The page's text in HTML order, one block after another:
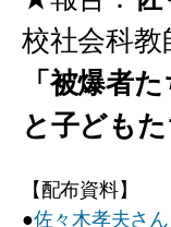
校社会科教
「被爆者
と子どもた
【配布資料】
●佐々木孝夫さ